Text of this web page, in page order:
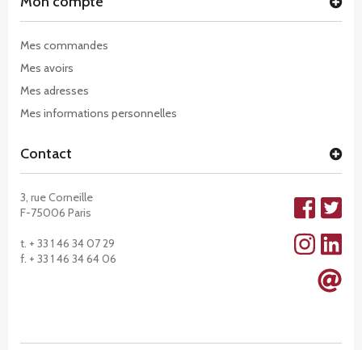
Mes commandes
Mes avoirs
Mes adresses
Mes informations personnelles
Contact
3, rue Corneille
F-75006 Paris
t. + 33 1 46 34 07 29
f. + 33 1 46 34 64 06